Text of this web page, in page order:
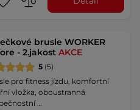
brusle WORKER
- 2.jakostAKCE
5 (5)
pro fitness jízdu, komfortní
vložka, oboustranná
…